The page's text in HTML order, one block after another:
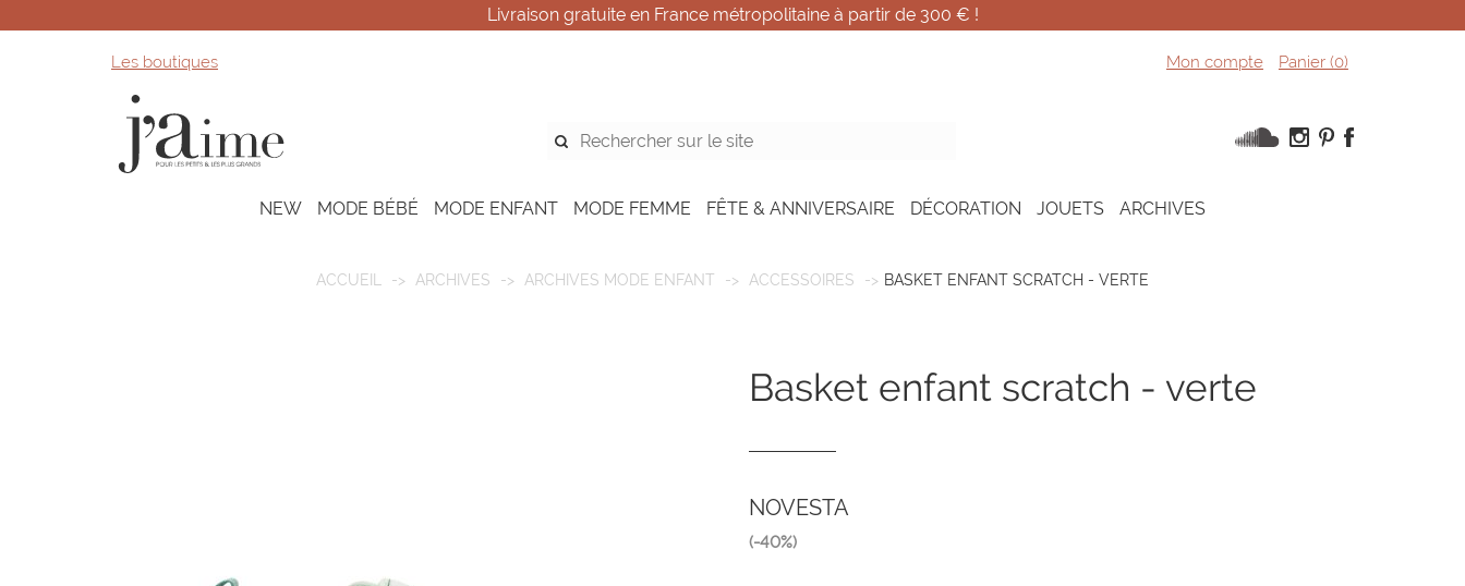
Livraison gratuite en France métropolitaine à partir de 300 € !
Les boutiques Mon compte Panier (0)
NEW MODE BÉBÉ MODE ENFANT MODE FEMME FÊTE & ANNIVERSAIRE DÉCORATION JOUETS ARCHIVES
ACCUEIL ARCHIVES ARCHIVES MODE ENFANT ACCESSOIRES BASKET ENFANT SCRATCH - VERTE
basket enfant scratch - verte
NOVESTA
(-40%)